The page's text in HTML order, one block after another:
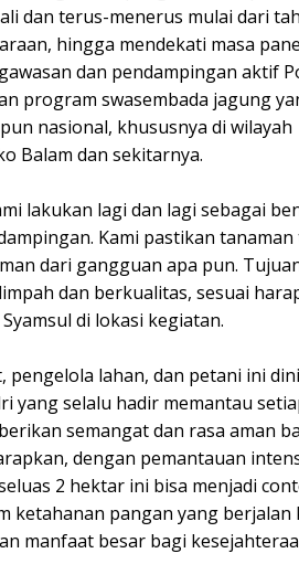
dan terus-menerus mulai dari
hingga mendekati masa
dan pendampingan aktif
program swasembada jagung
nasional, khususnya di wilayah
Balam dan sekitarnya.
lakukan lagi dan lagi sebagai
Kami pastikan tanaman
dari gangguan apa pun.
dan berkualitas, sesuai
di lokasi kegiatan.
pengelola lahan, dan petani ini
yang selalu hadir memantau
semangat dan rasa aman
dengan pemantauan
2 hektar ini bisa menjadi
ketahanan pangan yang berjalan
manfaat besar bagi